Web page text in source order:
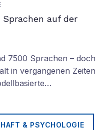
auf der
7500 Sprachen – doch
in vergangenen Zeiten
& PSYCHOLOGIE